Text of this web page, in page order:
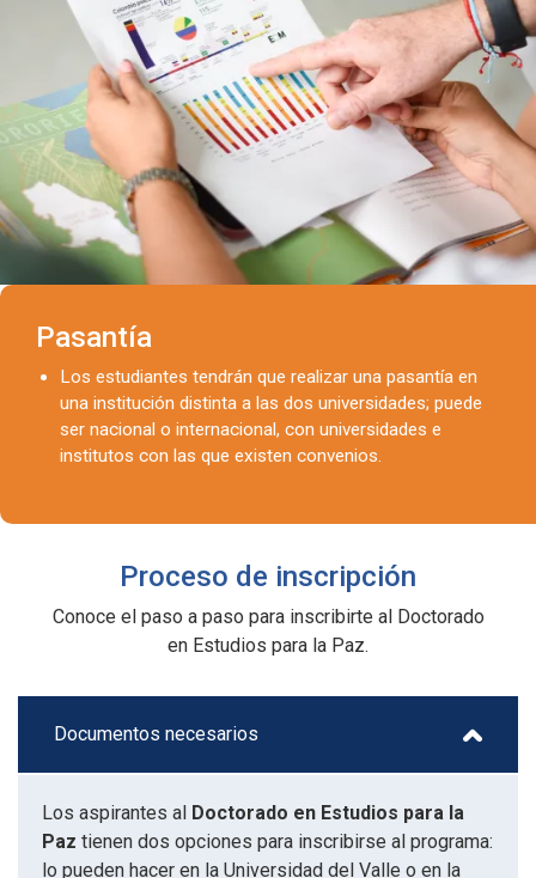
Pasantía
Los estudiantes tendrán que realizar una pasantía en
una institución distinta a las dos universidades; puede
ser nacional o internacional, con universidades e
institutos con las que existen convenios.
Proceso de inscripción
Conoce el paso a paso para inscribirte al Doctorado
en Estudios para la Paz.
Documentos necesarios
Los aspirantes al Doctorado en Estudios para la
Paz tienen dos opciones para inscribirse al programa:
lo pueden hacer en la Universidad del Valle o en la